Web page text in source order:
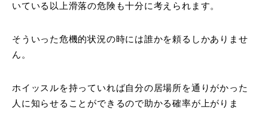
いている以上滑落の危険も十分に考えられます。
そういった危機的状況の時には誰かを頼るしかありませ
ん。
ホイッスルを持っていれば自分の居場所を通りがかった
人に知らせることができるので助かる確率が上がりま